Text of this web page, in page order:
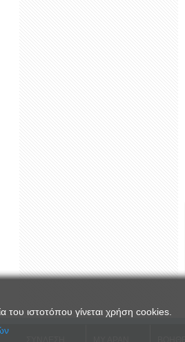
του ιστοτόπου γίνεται χρήση cookies.